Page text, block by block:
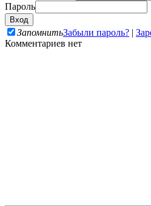
Пароль
ЗапомнитьЗабыли пароль? |
Комментариев нет